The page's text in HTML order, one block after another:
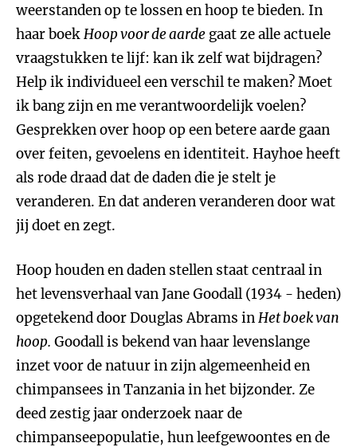
weerstanden op te lossen en hoop te bieden. In
haar boekHoop voor de aarde gaat ze alle actuele
vraagstukken te lijf: kan ik zelf wat bijdragen?
Help ik individueel een verschil te maken? Moet
ik bang zijn en me verantwoordelijk voelen?
Gesprekken over hoop op een betere aarde gaan
over feiten, gevoelens en identiteit. Hayhoe heeft
als rode draad dat de daden die je stelt je
veranderen. En dat anderen veranderen door wat
jij doet en zegt.
Hoop houden en daden stellen staat centraal in
het levensverhaal van Jane Goodall (1934 - heden)
opgetekend door Douglas Abrams inHet boek van
hoop. Goodall is bekend van haar levenslange
inzet voor de natuur in zijn algemeenheid en
chimpansees in Tanzania in het bijzonder. Ze
deed zestig jaar onderzoek naar de
chimpanseepopulatie, hun leefgewoontes en de